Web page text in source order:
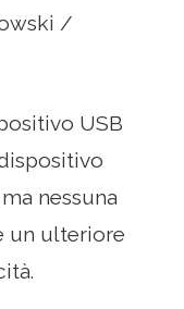
/
USB
nessuna
un ulteriore